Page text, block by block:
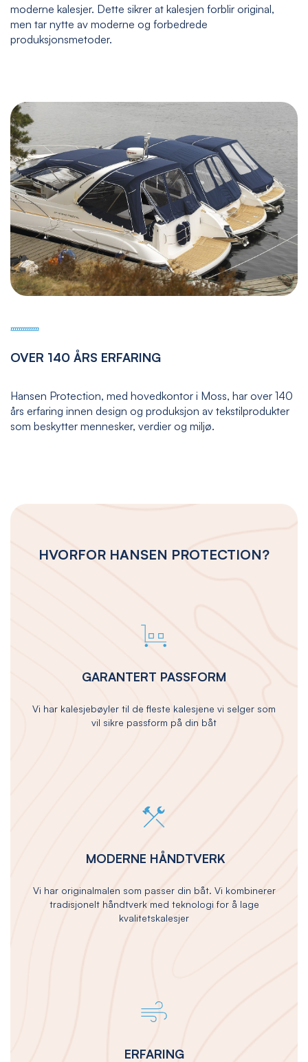
moderne kalesjer. Dette sikrer at kalesjen forblir original,
men tar nytte av moderne og forbedrede
produksjonsmetoder.
OVER 140 ÅRS ERFARING
Hansen Protection, med hovedkontor i Moss, har over 140
års erfaring innen design og produksjon av tekstilprodukter
som beskytter mennesker, verdier og miljø.
HVORFOR HANSEN PROTECTION?
GARANTERT PASSFORM
Vi har kalesjebøyler til de fleste kalesjene vi selger som
vil sikre passform på din båt
MODERNE HÅNDTVERK
Vi har originalmalen som passer din båt. Vi kombinerer
tradisjonelt håndtverk med teknologi for å lage
kvalitetskalesjer
ERFARING